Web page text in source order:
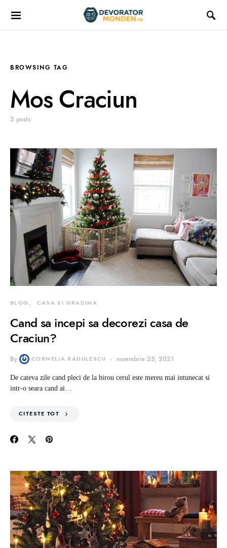
BROWSING TAG
Mos Craciun
2 posts
BLOG CASA SI GRADINA
Cand sa incepi sa decorezi casa de
Craciun?
By CORNELIA RADULESCU noiembrie 25, 2021
De cateva zile cand pleci de la birou cerul este mereu mai intunecat si
intr-o seara cand ai…
CITESTE TOT